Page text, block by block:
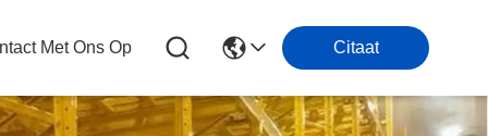
Met Ons Op Citaat